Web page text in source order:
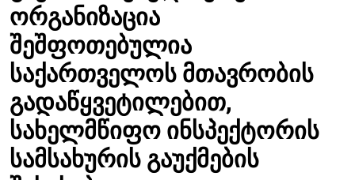
ორგანიზაცია
შეშფოთებულია
საქართველოს მთავრობის
გადაწყვეტილებით,
სახელმწიფო ინსპექტორის
სამსახურის გაუქმების